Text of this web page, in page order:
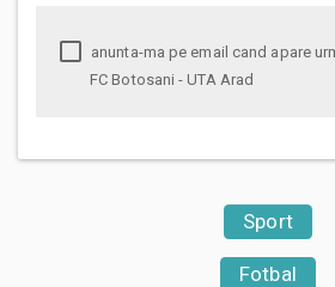
FC Botosani - UTA Arad
Sport
Fotbal